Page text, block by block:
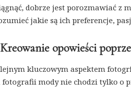
dobrze jest porozmawiać z
jakie są ich preferencje,
opowieści
kluczowym aspektem
fotografii mody nie chodzi tylko o